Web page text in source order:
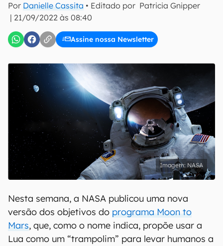
Por Danielle Cassita • Editado por Patricia Gnipper
| 21/09/2022 às 08:40
Assine nossa Newsletter
inscreva-se
Confirmo que li, aceito e concordo com os Termos de
Uso e Política de Privacidade do Canaltech.
NASA
Nesta semana, a NASA publicou uma nova
versão dos objetivos do programa Moon to
Mars, que, como o nome indica, propõe usar a
Lua como um “trampolim” para levar humanos a